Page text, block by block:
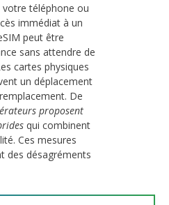
votre téléphone ou
immédiat à un
peut être
sans attendre de
cartes physiques
un déplacement
De
proposent
qui combinent
Ces mesures
des désagréments